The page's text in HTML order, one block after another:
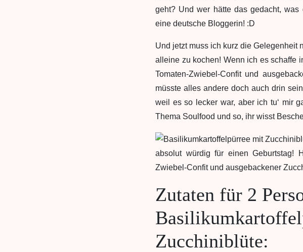
geht? Und wer hätte das gedacht,
eine deutsche Bloggerin! :D
Und jetzt muss ich kurz die Gelegenheit
alleine zu kochen! Wenn ich es schaffe
Tomaten-Zwiebel-Confit und
müsste alles andere doch auch drin
weil es so lecker war, aber ich tu‘ mir
Thema Soulfood und so, ihr wisst
absolut würdig für einen Geburtstag!
Zwiebel-Confit und ausgebackener
Zutaten für 2
Zucchiniblüte: